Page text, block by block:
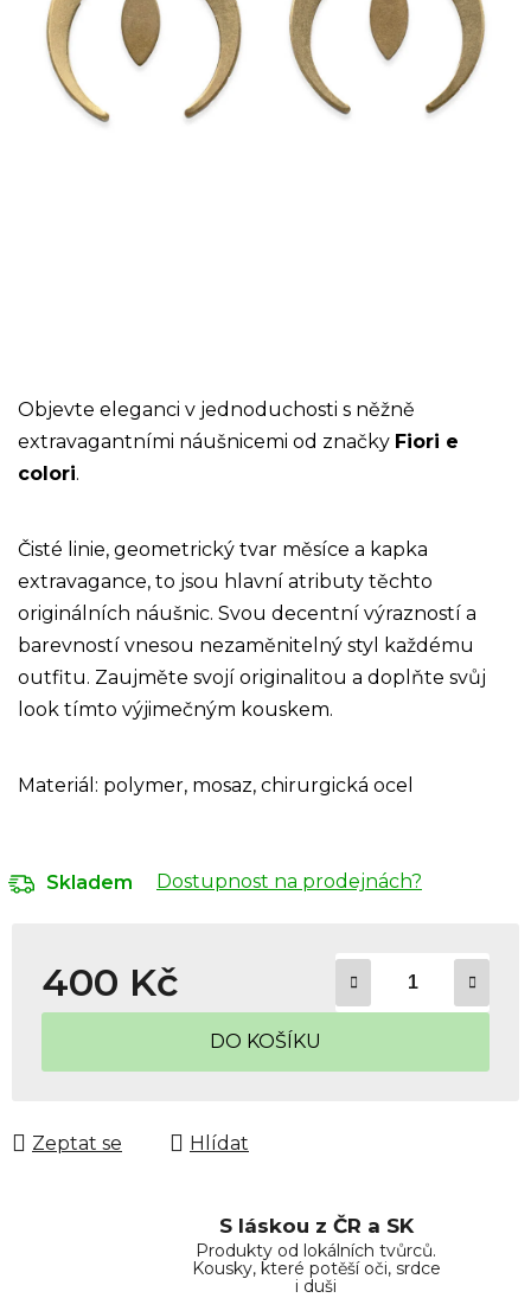
Objevte eleganci v jednoduchosti s něžně
extravagantními náušnicemi od značky Fiori e
colori.
Čisté linie, geometrický tvar měsíce a kapka
extravagance, to jsou hlavní atributy těchto
originálních náušnic. Svou decentní výrazností a
barevností vnesou nezaměnitelný styl každému
outfitu. Zaujměte svojí originalitou a doplňte svůj
look tímto výjimečným kouskem.
Materiál: polymer, mosaz, chirurgická ocel
Skladem Dostupnost na prodejnách?
400 Kč
Měrná cena:
DO KOŠÍKU
Zeptat se Hlídat
S láskou z ČR a SK
Produkty od lokálních tvůrců.
Kousky, které potěší oči, srdce
i duši